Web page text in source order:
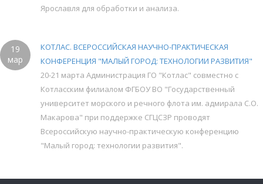
Ярославля для обработки и анализа.
19
мар
КОТЛАС. ВСЕРОССИЙСКАЯ НАУЧНО-ПРАКТИЧЕСКАЯ
КОНФЕРЕНЦИЯ "МАЛЫЙ ГОРОД: ТЕХНОЛОГИИ РАЗВИТИЯ"
20-21 марта Администрация ГО "Котлас" совместно с
Котласским филиалом ФГБОУ ВО "Государственный
университет морского и речного флота им. адмирала С.О.
Макарова" при поддержке СГЦСЗР проводят
Всероссийскую научно-практическую конференцию
"Малый город: технологии развития".